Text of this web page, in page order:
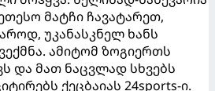
მატჩი ჩავატარეთ,
უკანასკნელ ხანს
ამიტომ ზოგიერთს
და მათ ნაცვლად სხვებს
ქეცბაიას 24sports-ი.